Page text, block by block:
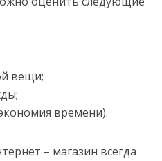
вещи;
времени).
– магазин всегда